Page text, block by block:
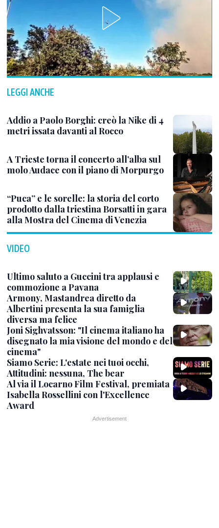
LEGGI ANCHE
Addio a Paolo Borghi: creò la Nike di 4
metri issata davanti al Rocco
A Trieste torna il concerto all’alba sul
molo Audace con il piano di Morpurgo
“Puca” e le sorelle: la storia del corto
prodotto dalla triestina Borsatti in gara
alla Mostra del Cinema di Venezia
VIDEO
Ultimo saluto a Guccini tra applausi e
commozione a Pavana
Armony, Mastandrea diretto da
Albertini presenta la sua famiglia
diversa ma felice
Joni Sighvatsson: "Il cinema italiano ha
disegnato la mia visione del mondo e del
cinema"
Siamo Serie: L'estate nei tuoi occhi,
Attitudini: nessuna, The bear
Al via il Locarno Film Festival, premiata
Isabella Rossellini con l'Excellence
Award